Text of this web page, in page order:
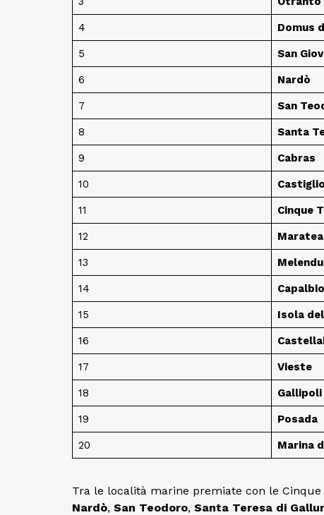
4 Domus
5 San
6 Nardò
7 San
8 Santa
9 Cabras
10
11 Cinque
12 Maratea
13
14 Capalbio
15 Isola
16
17 Vieste
18 Gallipoli
19 Posada
20 Marina
Tra le località marine premiate con le Cinque
Nardò, San Teodoro, Santa Teresa di